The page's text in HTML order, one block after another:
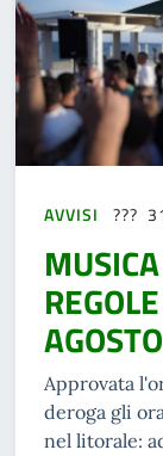
AVVISI
AGOSTO
Approvata
deroga gli
nel litorale: